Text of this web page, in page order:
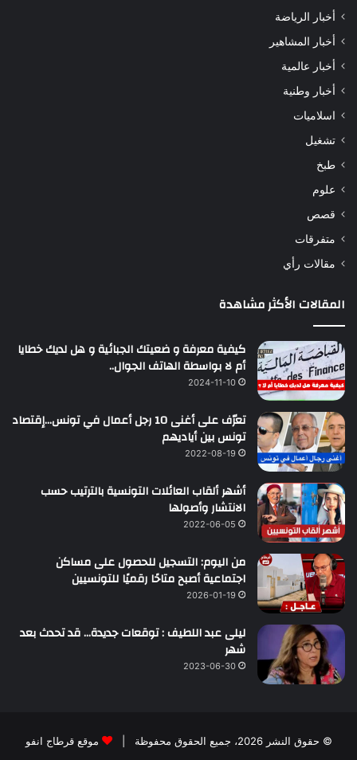
أخبار الرياضة
أخبار المشاهير
أخبار عالمية
أخبار وطنية
اسلاميات
تشغيل
طبخ
علوم
قصص
متفرقات
مقالات رأي
المقالات الأكثر مشاهدة
كيفية معرفة و ضعيتك الجبائية و هل لديك خطايا
أم لا بواسطة الهاتف الجوال..
2024-11-10
تعرّف على أغنى 10 رجل أعمال في تونس…إقتصاد
تونس بين أياديهم
2022-08-19
أشهر ألقاب العائلات التونسية بالترتيب حسب
الانتشار وأصولها
2022-06-05
من اليوم: التسجيل للحصول على مساكن
اجتماعية أصبح متاحًا رقميًا للتونسيين
2026-01-19
ليلى عبد اللطيف : توقعات جديدة… قد تحدث بعد
شهر
2023-06-30
© حقوق النشر 2026، جميع الحقوق محفوظة | موقع قرطاج انفو